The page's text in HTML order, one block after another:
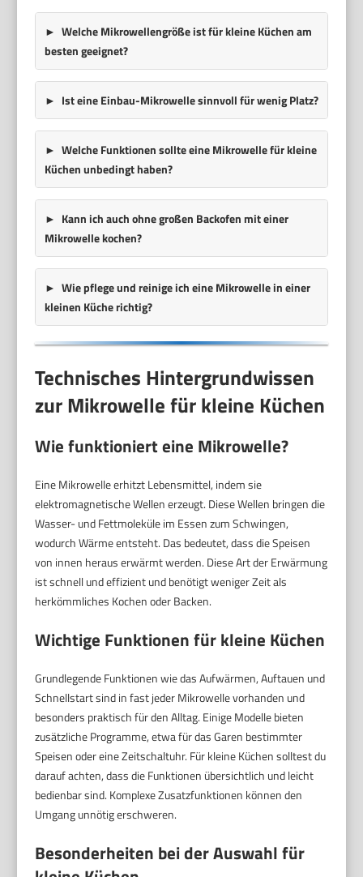
Welche Mikrowellengröße ist für kleine Küchen am
besten geeignet?
Ist eine Einbau-Mikrowelle sinnvoll für wenig Platz?
Welche Funktionen sollte eine Mikrowelle für kleine
Küchen unbedingt haben?
Kann ich auch ohne großen Backofen mit einer
Mikrowelle kochen?
Wie pflege und reinige ich eine Mikrowelle in einer
kleinen Küche richtig?
Technisches Hintergrundwissen
zur Mikrowelle für kleine Küchen
Wie funktioniert eine Mikrowelle?
Eine Mikrowelle erhitzt Lebensmittel, indem sie
elektromagnetische Wellen erzeugt. Diese Wellen bringen die
Wasser- und Fettmoleküle im Essen zum Schwingen,
wodurch Wärme entsteht. Das bedeutet, dass die Speisen
von innen heraus erwärmt werden. Diese Art der Erwärmung
ist schnell und effizient und benötigt weniger Zeit als
herkömmliches Kochen oder Backen.
Wichtige Funktionen für kleine Küchen
Grundlegende Funktionen wie das Aufwärmen, Auftauen und
Schnellstart sind in fast jeder Mikrowelle vorhanden und
besonders praktisch für den Alltag. Einige Modelle bieten
zusätzliche Programme, etwa für das Garen bestimmter
Speisen oder eine Zeitschaltuhr. Für kleine Küchen solltest du
darauf achten, dass die Funktionen übersichtlich und leicht
bedienbar sind. Komplexe Zusatzfunktionen können den
Umgang unnötig erschweren.
Besonderheiten bei der Auswahl für